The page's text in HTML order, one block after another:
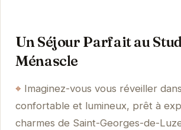
Un Séjour Parfait au
Ménascle
Imaginez-vous vous réveiller
confortable et lumineux, prêt à
charmes de Saint-Georges-de-